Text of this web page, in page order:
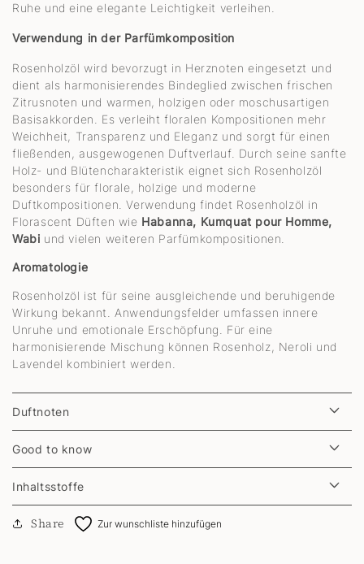
Ruhe und eine elegante Leichtigkeit verleihen.
Verwendung in der Parfümkomposition
Rosenholzöl wird bevorzugt in Herznoten eingesetzt und
dient als harmonisierendes Bindeglied zwischen frischen
Zitrusnoten und warmen, holzigen oder moschusartigen
Basisakkorden. Es verleiht floralen Kompositionen mehr
Weichheit, Transparenz und Eleganz und sorgt für einen
fließenden, ausgewogenen Duftverlauf. Durch seine sanfte
Holz- und Blütencharakteristik eignet sich Rosenholzöl
besonders für florale, holzige und moderne
Duftkompositionen. Verwendung findet Rosenholzöl in
Florascent Düften wie Habanna, Kumquat pour Homme,
Wabi und vielen weiteren Parfümkompositionen.
Aromatologie
Rosenholzöl ist für seine ausgleichende und beruhigende
Wirkung bekannt. Anwendungsfelder umfassen innere
Unruhe und emotionale Erschöpfung. Für eine
harmonisierende Mischung können Rosenholz, Neroli und
Lavendel kombiniert werden.
Duftnoten
Good to know
Inhaltsstoffe
Share Zur wunschliste hinzufügen